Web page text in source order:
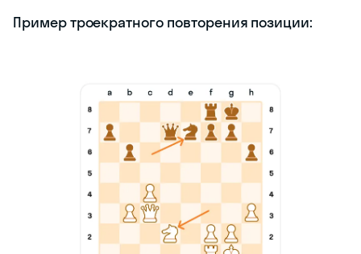
Пример троекратного повторения позиции: